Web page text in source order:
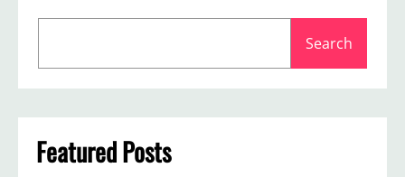
a
r
c
h
Search
Featured Posts